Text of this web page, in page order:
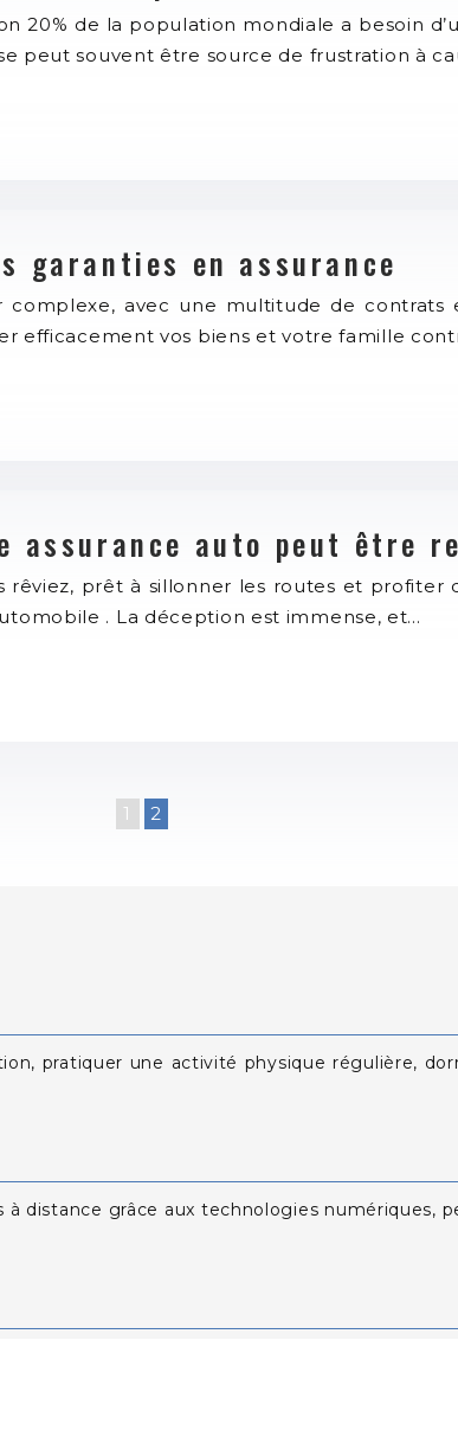
20% de la population mondiale a besoin
peut souvent être source de frustration à
garanties en assurance
complexe, avec une multitude de
efficacement vos biens et votre famille
assurance auto peut être
prêt à sillonner les routes et profiter
. La déception est immense, et…
1 2
pratiquer une activité physique régulière,
distance grâce aux technologies numériques,